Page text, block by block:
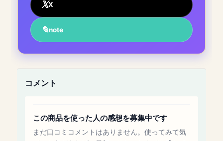
X
note
コメント
この商品を使った人の感想を募集中です
まだ口コミコメントはありません。使ってみて気